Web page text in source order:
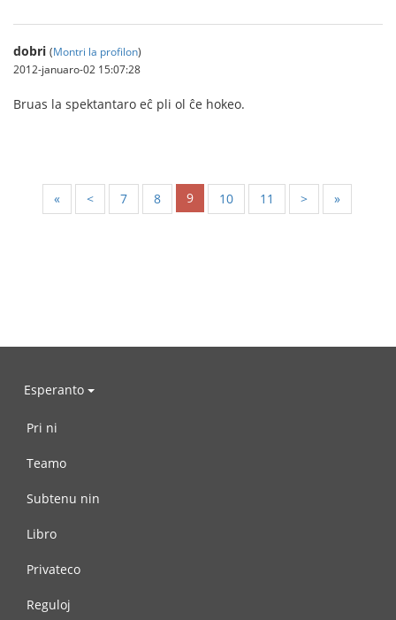
dobri (Montri la profilon)
2012-januaro-02 15:07:28
Bruas la spektantaro eĉ pli ol ĉe hokeo.
« < 7 8 9 10 11 > »
Esperanto
Pri ni
Teamo
Subtenu nin
Libro
Privateco
Reguloj